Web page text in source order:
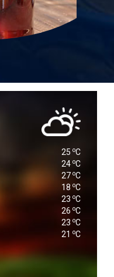
25 oC
24 oC
27 oC
18 oC
23 oC
26 oC
23 oC
21 oC